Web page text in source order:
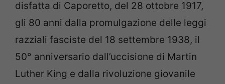
disfatta di Caporetto, del 28 ottobre 1917,
gli 80 anni dalla promulgazione delle leggi
razziali fasciste del 18 settembre 1938, il
50° anniversario dall’uccisione di Martin
Luther King e dalla rivoluzione giovanile